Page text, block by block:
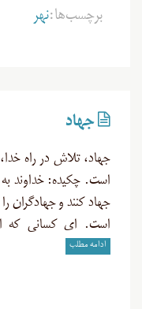
برچسب‌ها:نهر
جهاد
است. چکیده: خداوند به
جهاد کنند و جهادگران
است. ای کسانی که
ادامه مطلب